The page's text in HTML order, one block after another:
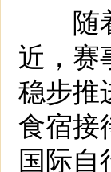
随着
近，赛
稳步推
食宿接
国际自